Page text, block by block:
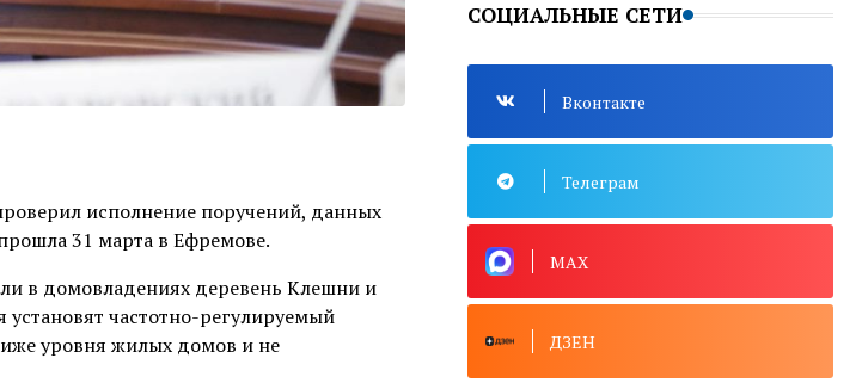
исполнение поручений, данных
31 марта в Ефремове.
в домовладениях деревень Клешни и
частотно-регулируемый
уровня жилых домов и не
СОЦИАЛЬНЫЕ СЕТИ
Вконтакте
Телеграм
MAX
ДЗЕН